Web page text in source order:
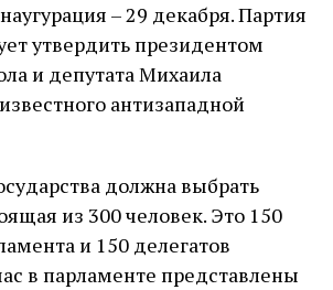
– 29 декабря. Партия
утвердить президентом
и депутата Михаила
антизападной
должна выбрать
из 300 человек. Это 150
и 150 делегатов
в парламенте представлены